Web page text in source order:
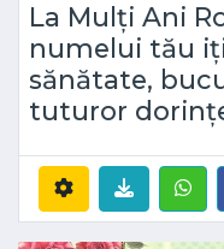
La Mulți Ani
numelui tău
sănătate,
tuturor